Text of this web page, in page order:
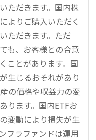
ただきます。国内株
よりご購入いただく
ただきます。ただ
も、お客様との合意
ことがあります。国
生じるおそれがあり
の価格や収益力の変
ります。国内ETFお
変動により損失が生
フラファンドは運用